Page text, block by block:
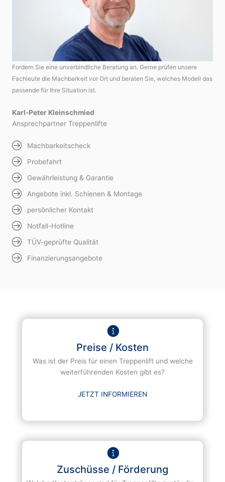
Fordern Sie eine unverbindliche Beratung an. Gerne prüfen unsere
Fachleute die Machbarkeit vor Ort und beraten Sie, welches Modell das
passende für Ihre Situation ist.
Karl-Peter Kleinschmied
Ansprechpartner Treppenlifte
Machbarkeitscheck
Probefahrt
Gewährleistung & Garantie
Angebote inkl. Schienen & Montage
persönlicher Kontakt
Notfall-Hotline
TÜV-geprüfte Qualität
Finanzierungsangebote
Preise / Kosten
Was ist der Preis für einen Treppenlift und welche
weiterführenden Kosten gibt es?
JETZT INFORMIEREN
Zuschüsse / Förderung